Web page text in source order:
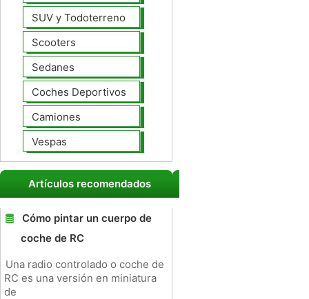
SUV y Todoterreno
Scooters
Sedanes
Coches Deportivos
Camiones
Vespas
Artículos recomendados
Cómo pintar un cuerpo de
coche de RC
Una radio controlado o coche de
RC es una versión en miniatura
de